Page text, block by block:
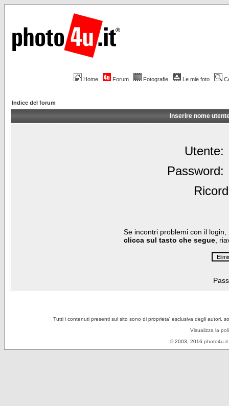
Home Forum Fotografie Le mie foto
Indice del forum
Inserire nome
Utente:
Password:
Se incontri problemi con il
clicca sul tasto che segue ,
Tutti i contenuti presenti sul sito sono di proprieta' esclusiva degli autori,
Visualizza la
© 2003, 2016 photo4u.it